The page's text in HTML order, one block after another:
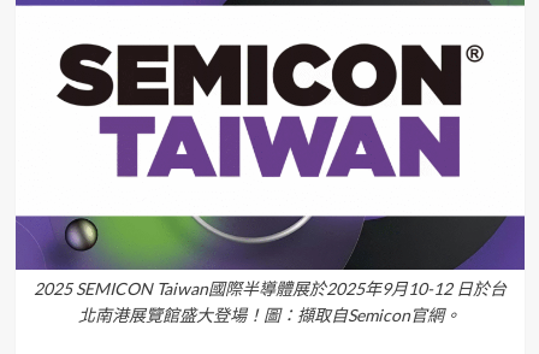
2025 SEMICON Taiwan國際半導體展於2025年9月10-12 日於台
北南港展覽館盛大登場！圖：擷取自Semicon官網。